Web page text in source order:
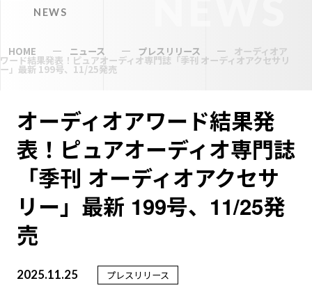
NEWS
HOME ニュース プレスリリース オーディオア
ワード結果発表！ピュアオーディオ専門誌「季刊 オーディオアクセサリ
ー」最新 199号、11/25発売
オーディオアワード結果発
表！ピュアオーディオ専門誌
「季刊 オーディオアクセサ
リー」最新 199号、11/25発
売
2025.11.25 プレスリリース